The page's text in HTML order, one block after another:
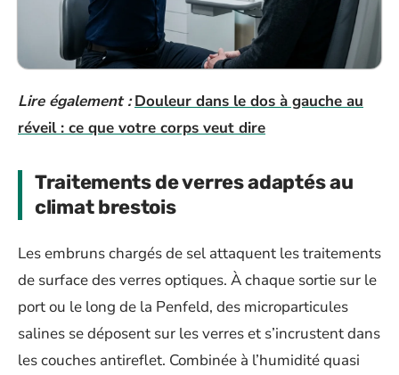
Lire également : Douleur dans le dos à gauche au
réveil : ce que votre corps veut dire
Traitements de verres adaptés au
climat brestois
Les embruns chargés de sel attaquent les traitements
de surface des verres optiques. À chaque sortie sur le
port ou le long de la Penfeld, des microparticules
salines se déposent sur les verres et s’incrustent dans
les couches antireflet. Combinée à l’humidité quasi